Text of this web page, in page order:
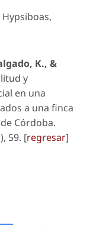
K., &
y
en una
a una finca
Córdoba.
59. [regresar]